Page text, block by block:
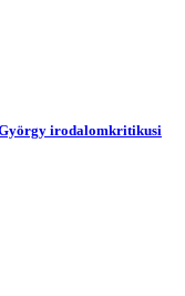
György irodalomkritikusi